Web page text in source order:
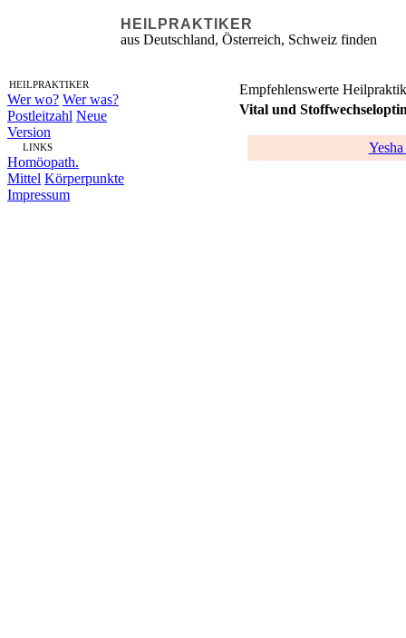
HEILPRAKTIKER
aus Deutschland, Österreich, Schweiz finden
HEILPRAKTIKER
Wer wo? Wer was?
Postleitzahl Neue
Version
LINKS
Homöopath.
Mittel Körperpunkte
Impressum
Empfehlenswerte
Vital und